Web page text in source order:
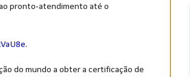
pronto-atendimento até o
.
do mundo a obter a certificação de